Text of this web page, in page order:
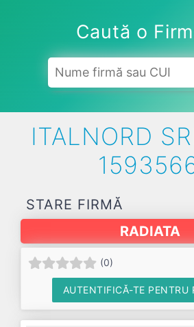
Caută o
ITALNORD
STARE FIRMĂ
RADIATA
(0)
AUTENTIFICĂ-TE PENTRU